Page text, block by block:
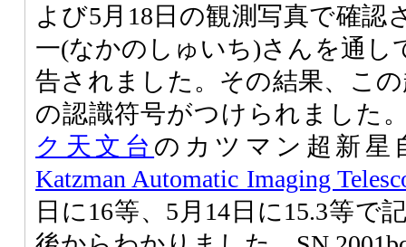
よび5月18日の観測写真で確認
一(なかのしゅいち)さんを通し
告されました。その結果、この
の認識符号がつけられました
ク天文台 のカツマン超新星
Katzman Automatic Imaging
日に16等、5月14日に15.3等で